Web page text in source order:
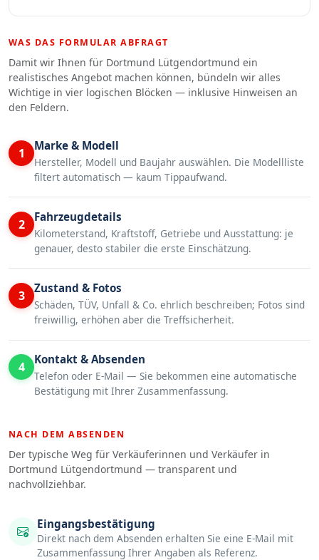
WAS DAS FORMULAR ABFRAGT
Damit wir Ihnen für Dortmund Lütgendortmund ein
realistisches Angebot machen können, bündeln wir alles
Wichtige in vier logischen Blöcken — inklusive Hinweisen an
den Feldern.
1 Marke & Modell
Hersteller, Modell und Baujahr auswählen. Die Modellliste
filtert automatisch — kaum Tippaufwand.
2 Fahrzeugdetails
Kilometerstand, Kraftstoff, Getriebe und Ausstattung: je
genauer, desto stabiler die erste Einschätzung.
3 Zustand & Fotos
Schäden, TÜV, Unfall & Co. ehrlich beschreiben; Fotos sind
freiwillig, erhöhen aber die Treffsicherheit.
4 Kontakt & Absenden
Telefon oder E-Mail — Sie bekommen eine automatische
Bestätigung mit Ihrer Zusammenfassung.
NACH DEM ABSENDEN
Der typische Weg für Verkäuferinnen und Verkäufer in
Dortmund Lütgendortmund — transparent und
nachvollziehbar.
Eingangsbestätigung
Direkt nach dem Absenden erhalten Sie eine E-Mail mit
Zusammenfassung Ihrer Angaben als Referenz.